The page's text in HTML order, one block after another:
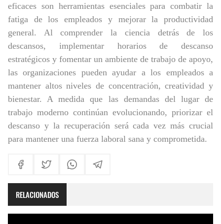
eficaces son herramientas esenciales para combatir la
fatiga de los empleados y mejorar la productividad
general. Al comprender la ciencia detrás de los
descansos, implementar horarios de descanso
estratégicos y fomentar un ambiente de trabajo de apoyo,
las organizaciones pueden ayudar a los empleados a
mantener altos niveles de concentración, creatividad y
bienestar. A medida que las demandas del lugar de
trabajo moderno continúan evolucionando, priorizar el
descanso y la recuperación será cada vez más crucial
para mantener una fuerza laboral sana y comprometida.
RELACIONADOS